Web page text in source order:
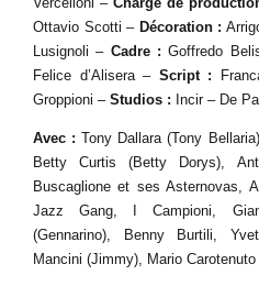
Ottavio Scotti – Décoration :
Lusignoli – Cadre : Goffredo
Felice d’Alisera – Script :
Groppioni – Studios : Incir – De
Avec :Tony Dallara (Tony
Betty Curtis (Betty Dorys),
Buscaglione et ses Asternovas,
Jazz Gang, I Campioni,
(Gennarino), Benny Burtili,
Mancini (Jimmy), Mario Carotenuto